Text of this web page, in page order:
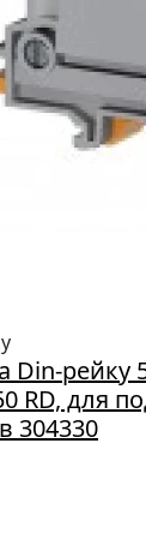
Din-рейку
RD, для
304330